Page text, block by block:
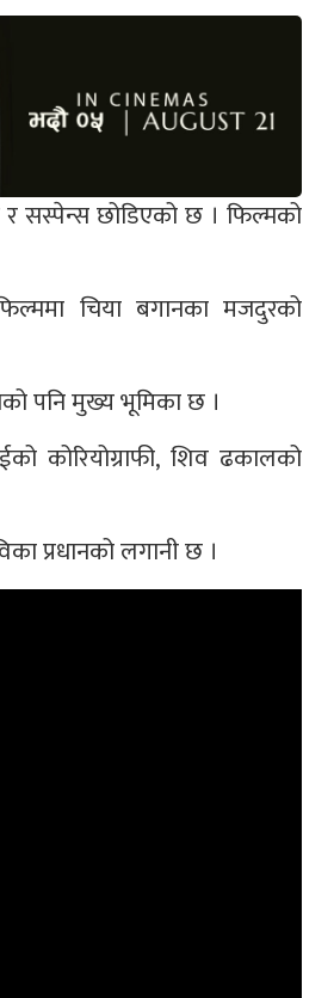
र सस्पेन्स छोडिएको छ । फिल्मको
चिया बगानका मजदुरको
पनि मुख्य भूमिका छ ।
कोरियोग्राफी, शिव ढकालको
प्रधानको लगानी छ ।